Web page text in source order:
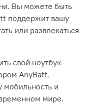
Вы можете быть
поддержит вашу
или развлекаться
свой ноутбук
AnyBatt.
мобильность и
мире.